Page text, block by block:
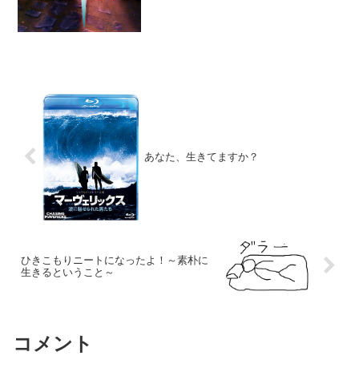
あなた、生きてますか？
ひきこもりニートになったよ！～素朴に
生きるということ～
コメント